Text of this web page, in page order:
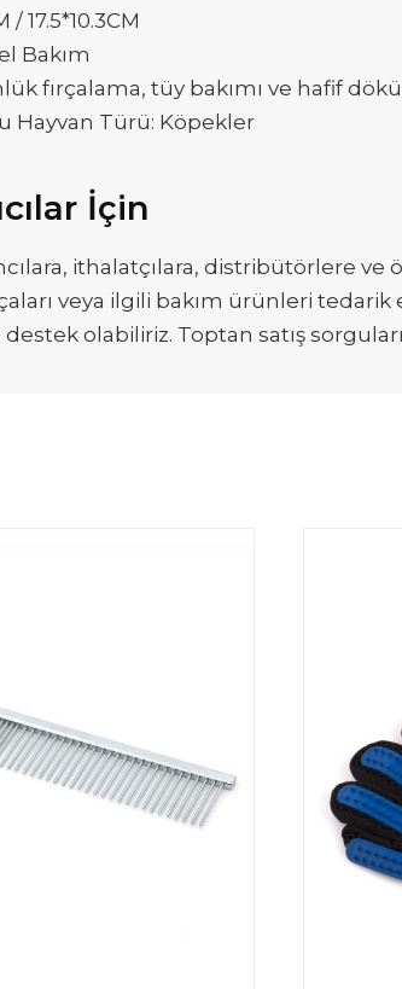
/ 17.5*10.3CM
Bakım
fırçalama, tüy bakımı ve hafif
Hayvan Türü: Köpekler
İçin
ithalatçılara, distribütörlere ve
veya ilgili bakım ürünleri
destek olabiliriz. Toptan satış